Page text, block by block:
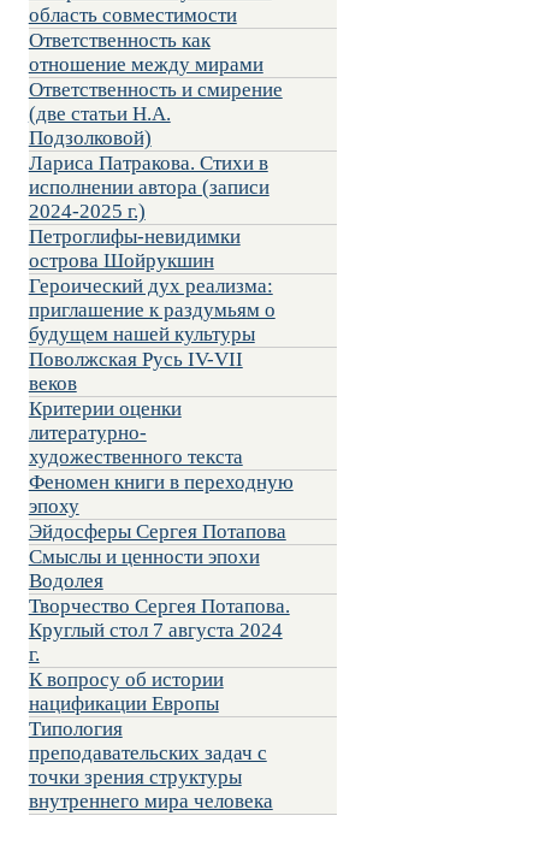
область совместимости
Ответственность как
отношение между мирами
Ответственность и смирение
(две статьи Н.А.
Подзолковой)
Лариса Патракова. Стихи в
исполнении автора (записи
2024-2025 г.)
Петроглифы-невидимки
острова Шойрукшин
Героический дух реализма:
приглашение к раздумьям о
будущем нашей культуры
Поволжская Русь IV-VII
веков
Критерии оценки
литературно-
художественного текста
Феномен книги в переходную
эпоху
Эйдосферы Сергея Потапова
Смыслы и ценности эпохи
Водолея
Творчество Сергея Потапова.
Круглый стол 7 августа 2024
г.
К вопросу об истории
нацификации Европы
Типология
преподавательских задач с
точки зрения структуры
внутреннего мира человека